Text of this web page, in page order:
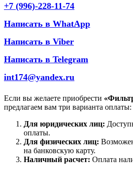
+7 (996)-228-11-74
Написать в WhatApp
Написать в Viber
Написать в Telegram
int174@yandex.ru
Если вы желаете приобрести
предлагаем вам три варианта оплаты:
Для юридических лиц:
оплаты.
Для физических лиц:
на банковскую карту.
Наличный расчет: Оплата